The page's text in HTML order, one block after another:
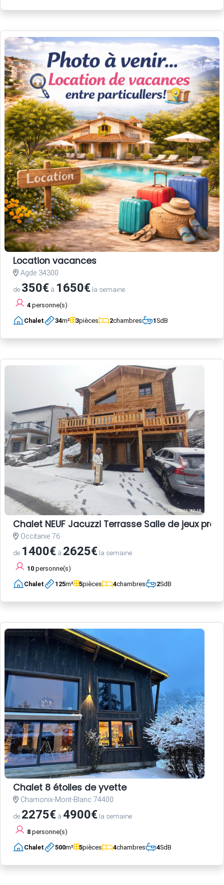
Location vacances
Agde 34300
de 350€ à 1650€ la semaine
4 personne(s)
Chalet 34m² 3pièces 2chambres 1SdB
Chalet NEUF Jacuzzi Terrasse Salle de jeux
Occitanie 76
de 1400€ à 2625€ la semaine
10 personne(s)
Chalet 125m² 5pièces 4chambres 2SdB
Chalet 8 étoiles de yvette
Chamonix-Mont-Blanc 74400
de 2275€ à 4900€ la semaine
8 personne(s)
Chalet 500m² 5pièces 4chambres 4SdB